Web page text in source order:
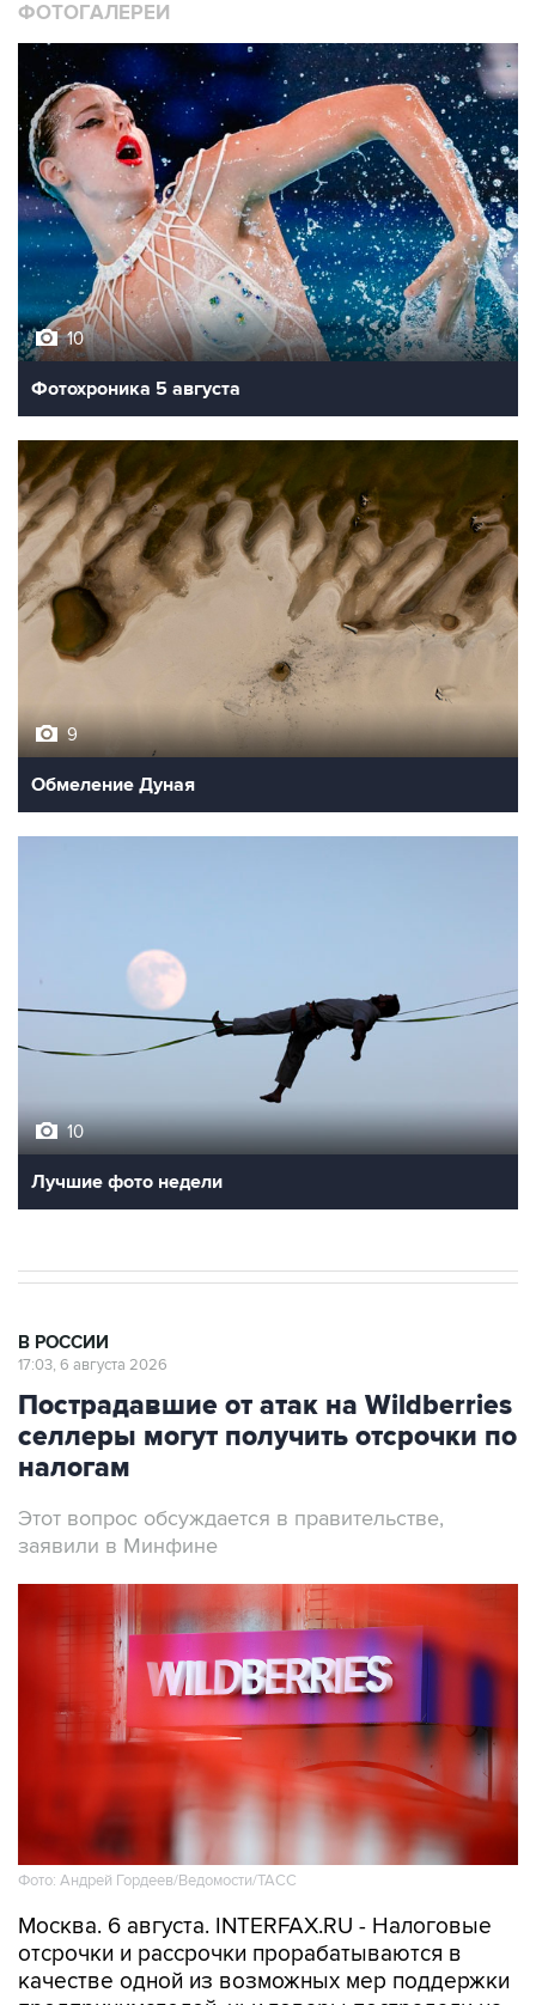
ФОТОГАЛЕРЕИ
10
Фотохроника 5 августа
9
Обмеление Дуная
10
Лучшие фото недели
В РОССИИ
17:03, 6 августа 2026
Пострадавшие от атак на Wildberries
селлеры могут получить отсрочки по
налогам
Этот вопрос обсуждается в правительстве,
заявили в Минфине
Фото: Андрей Гордеев/Ведомости/ТАСС
Москва. 6 августа. INTERFAX.RU - Налоговые
отсрочки и рассрочки прорабатываются в
качестве одной из возможных мер поддержки